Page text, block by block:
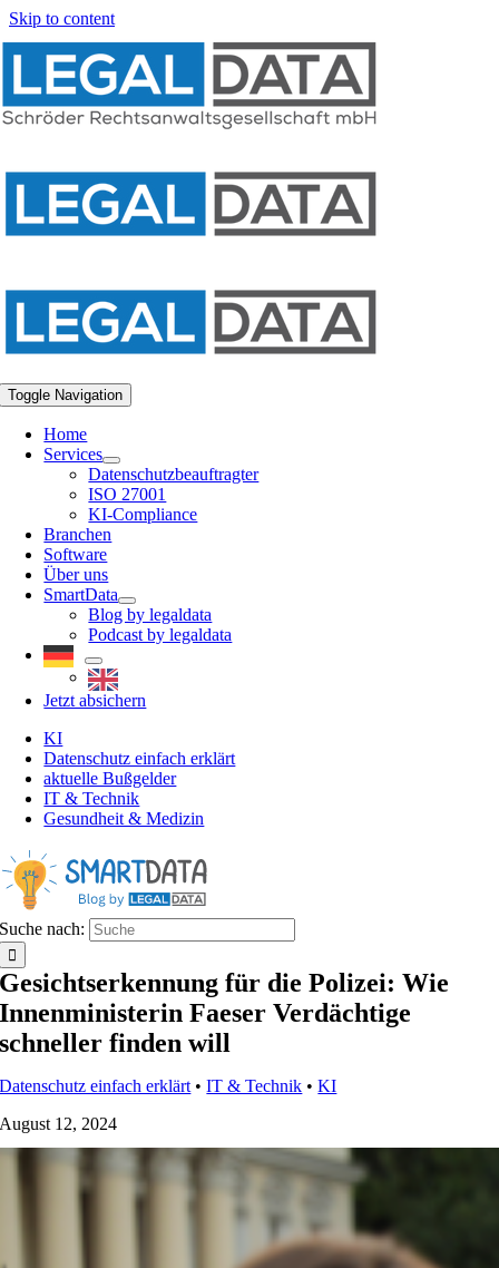
Skip to content
Toggle Navigation
Home
Services
Datenschutzbeauftragter
ISO 27001
KI-Compliance
Branchen
Software
Über uns
SmartData
Blog by legaldata
Podcast by legaldata
Jetzt absichern
KI
Datenschutz einfach erklärt
aktuelle Bußgelder
IT & Technik
Gesundheit & Medizin
Suche nach:
Gesichtserkennung für die Polizei: Wie
Innenministerin Faeser Verdächtige
schneller finden will
Datenschutz einfach erklärt •IT & Technik •KI
August 12, 2024